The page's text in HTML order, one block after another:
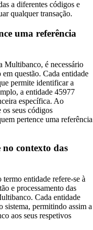
a diferentes códigos e
qualquer transação.
uma referência
Multibanco, é necessário
questão. Cada entidade
permite identificar a
a entidade 45977
específica. Ao
seus códigos
pertence uma referência
contexto das
entidade refere-se à
e processamento das
Cada entidade
permitindo assim a
aos seus respetivos